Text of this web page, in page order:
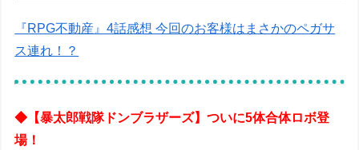
『RPG不動産』4話感想 今回のお客様はまさかのペガサ
ス連れ！？
◆【暴太郎戦隊ドンブラザーズ】ついに5体合体ロボ登
場！